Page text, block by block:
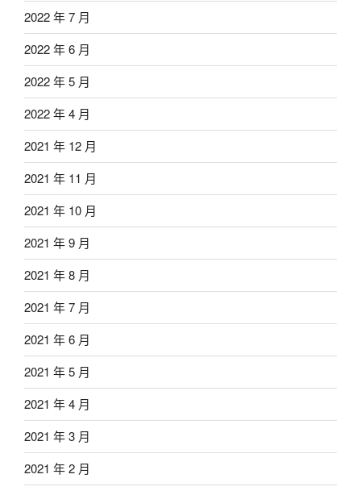
2022 年 7 月
2022 年 6 月
2022 年 5 月
2022 年 4 月
2021 年 12 月
2021 年 11 月
2021 年 10 月
2021 年 9 月
2021 年 8 月
2021 年 7 月
2021 年 6 月
2021 年 5 月
2021 年 4 月
2021 年 3 月
2021 年 2 月